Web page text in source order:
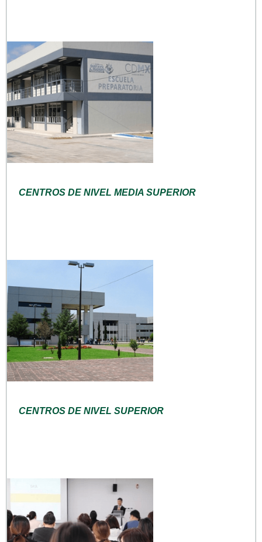
CENTROS DE NIVEL MEDIA SUPERIOR
CENTROS DE NIVEL SUPERIOR